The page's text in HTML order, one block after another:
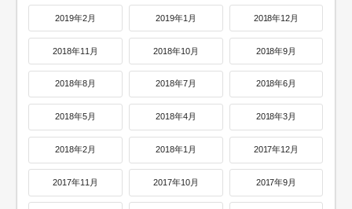
2019年2月 2019年1月 2018年12月
2018年11月 2018年10月 2018年9月
2018年8月 2018年7月 2018年6月
2018年5月 2018年4月 2018年3月
2018年2月 2018年1月 2017年12月
2017年11月 2017年10月 2017年9月